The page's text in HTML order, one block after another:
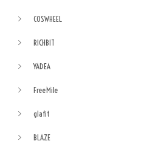
COSWHEEL
RICHBIT
YADEA
FreeMile
glafit
BLAZE